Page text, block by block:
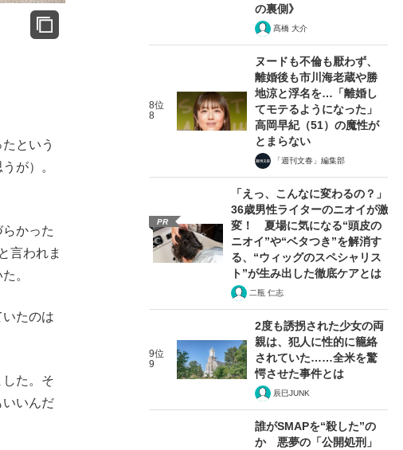
という
が）。
かった
言われま
。
たのは
た。そ
いいんだ
の裏側》
髙橋 大介
8位
8
ヌードも不倫も厭わず、
離婚後も市川海老蔵や勝
地涼と浮名を…「離婚し
てモテるようになった」
高岡早紀（51）の魔性が
とまらない
「週刊文春」編集部
PR
「えっ、こんなに変わるの？」
36歳男性ライターのニオイが激
変！ 夏場に気になる“頭皮の
ニオイ”や“ベタつき”を解消す
る、“ウィッグのスペシャリス
ト”が生み出した徹底ケアとは
二瓶 仁志
9位
9
2度も誘拐された少女の両
親は、犯人に性的に籠絡
されていた……全米を驚
愕させた事件とは
辰巳JUNK
誰がSMAPを“殺した”の
か 悪夢の「公開処刑」